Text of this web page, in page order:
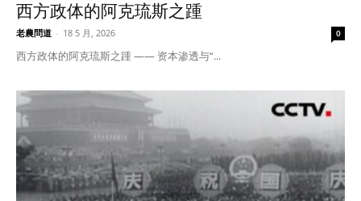
西方政体的阿克琉斯之踵
老農問道 - 18 5 月, 2026 0
西方政体的阿克琉斯之踵 —— 资本渗透与“...